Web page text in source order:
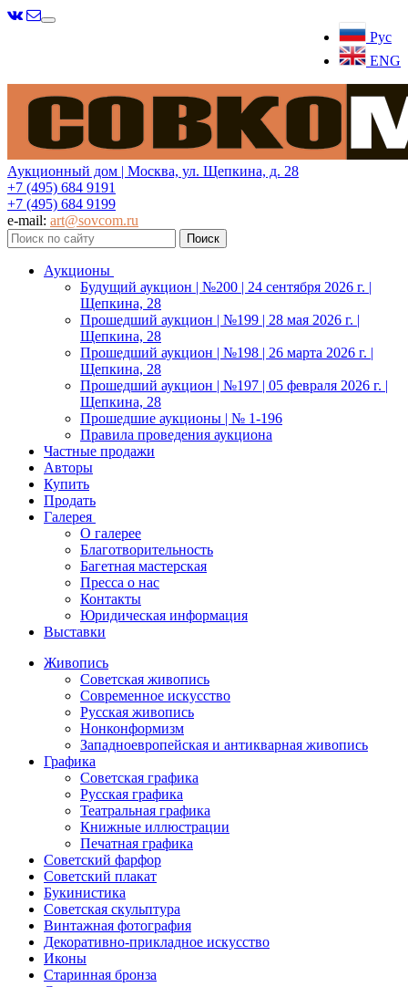
Рус
ENG
Меню
Аукционный дом | Москва, ул. Щепкина, д. 28
+7 (495) 684 9191
+7 (495) 684 9199
e-mail: art@sovcom.ru
Аукционы
Будущий аукцион | №200 | 24 сентября 2026 г. |
Щепкина, 28
Прошедший аукцион | №199 | 28 мая 2026 г. |
Щепкина, 28
Прошедший аукцион | №198 | 26 марта 2026 г. |
Щепкина, 28
Прошедший аукцион | №197 | 05 февраля 2026 г. |
Щепкина, 28
Прошедшие аукционы | № 1-196
Правила проведения аукциона
Частные продажи
Авторы
Купить
Продать
Галерея
О галерее
Благотворительность
Багетная мастерская
Пресса о нас
Контакты
Юридическая информация
Выставки
Живопись
Советская живопись
Современное искусство
Русская живопись
Нонконформизм
Западноевропейская и антикварная живопись
Графика
Советская графика
Русская графика
Театральная графика
Книжные иллюстрации
Печатная графика
Советский фарфор
Советский плакат
Букинистика
Советская скульптура
Винтажная фотография
Декоративно-прикладное искусство
Иконы
Старинная бронза